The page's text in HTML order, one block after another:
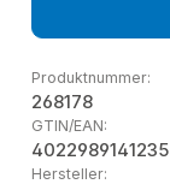
Produktnummer:
268178
GTIN/EAN:
4022989141235
Hersteller: